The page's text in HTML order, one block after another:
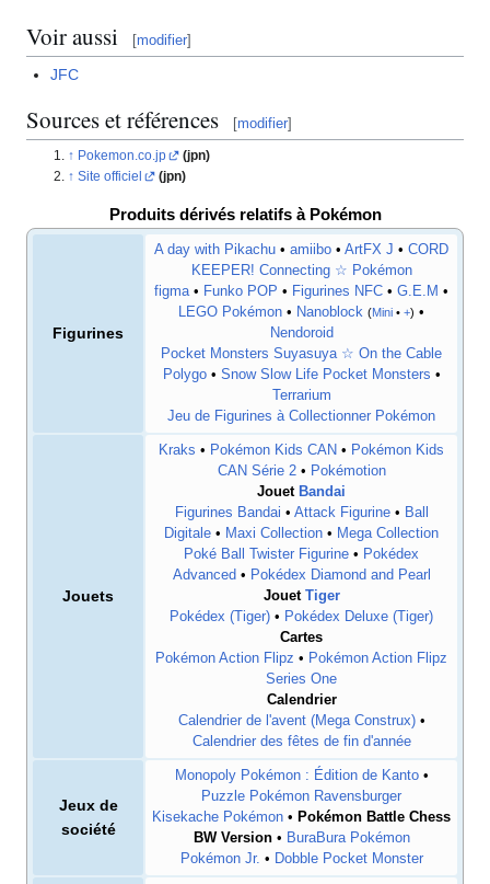
Voir aussi [modifier]
JFC
Sources et références [modifier]
Pokemon.co.jp
(jpn)
Site officiel
(jpn)
Produits dérivés relatifs à Pokémon
Figurines
A day with Pikachu • amiibo • ArtFX J • CORD
KEEPER! Connecting ☆ Pokémon
figma• Funko POP • Figurines NFC • G.E.M •
LEGO Pokémon • Nanoblock (Mini • +) •
Nendoroid
Pocket Monsters Suyasuya ☆ On the Cable
Polygo• Snow Slow Life Pocket Monsters •
Terrarium
Jeu de Figurines à Collectionner Pokémon
Jouets
Kraks • Pokémon Kids CAN • Pokémon Kids
CAN Série 2• Pokémotion
Jouet Bandai
Figurines Bandai • Attack Figurine• Ball
Digitale • Maxi Collection • Mega Collection
Poké Ball Twister Figurine • Pokédex
Advanced • Pokédex Diamond and Pearl
Jouet Tiger
Pokédex (Tiger) • Pokédex Deluxe (Tiger)
Cartes
Pokémon Action Flipz • Pokémon Action Flipz
Series One
Calendrier
Calendrier de l'avent (Mega Construx)•
Calendrier des fêtes de fin d'année
Jeux de
société
Monopoly Pokémon : Édition de Kanto•
Puzzle Pokémon Ravensburger
Kisekache Pokémon • Pokémon Battle Chess
BW Version• BuraBura Pokémon
Pokémon Jr. • Dobble Pocket Monster